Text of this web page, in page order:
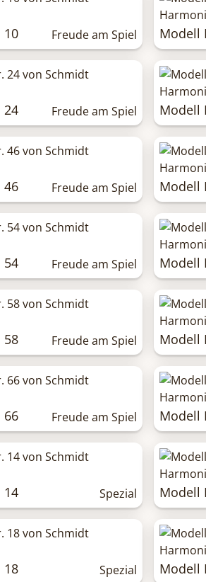
10 Freude am Spiel Modell
24 Freude am Spiel Modell
46 Freude am Spiel Modell
54 Freude am Spiel Modell
58 Freude am Spiel Modell
66 Freude am Spiel Modell
14 Spezial Modell
18 Spezial Modell